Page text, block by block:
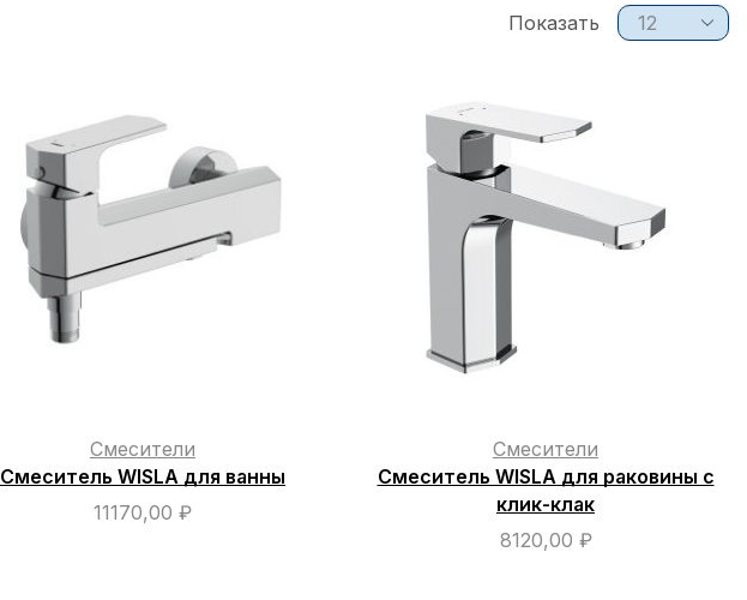
Показать
Смесители
Смеситель WISLA для ванны
11170,00 ₽
Смесители
Смеситель WISLA для раковины с
клик-клак
8120,00 ₽